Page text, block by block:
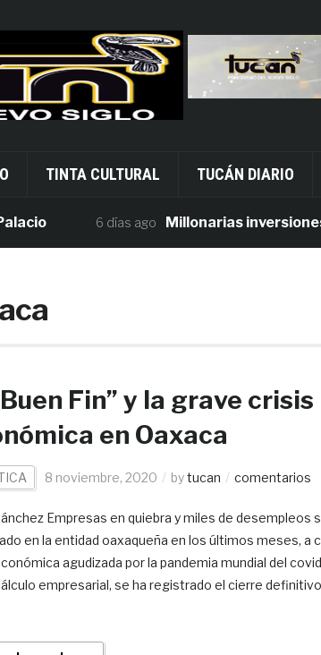
TINTA CULTURAL TUCÁN DIARIO
6 días ago Millonarias inversiones
Fin” y la grave crisis
en Oaxaca
8 noviembre, 2020 bytucan comentarios
Empresas en quiebra y miles de desempleos
en la entidad oaxaqueña en los últimos meses, a
agudizada por la pandemia mundial del
empresarial, se ha registrado el cierre